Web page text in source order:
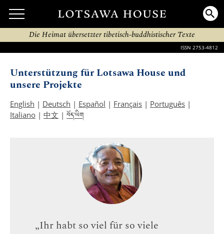
Die Heimat übersetzter tibetisch-buddhistischer Texte
ISSN 2753-4812
Unterstützung für Lotsawa House und
unsere Projekte
English | Deutsch | Español | Français | Português |
Italiano | 中文 | བོད་ཡིག
„Ihr habt so viel für so viele